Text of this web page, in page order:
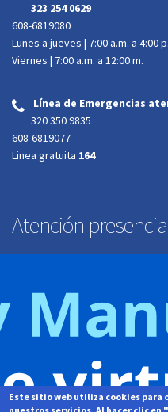
323 254 0629
608-6819080
Lunes a jueves | 7:00 a.m. a 4:00
Viernes | 7:00 a.m. a 12:00 m.
Línea de Emergencias
320 350 9835
608-6819077
Linea gratuita 164
Atención
Horario de atención al
Lunes a jueves | 7:00 a.m. a
Viernes | 7:00 a.m. a
Este sitio web utiliza cookies para